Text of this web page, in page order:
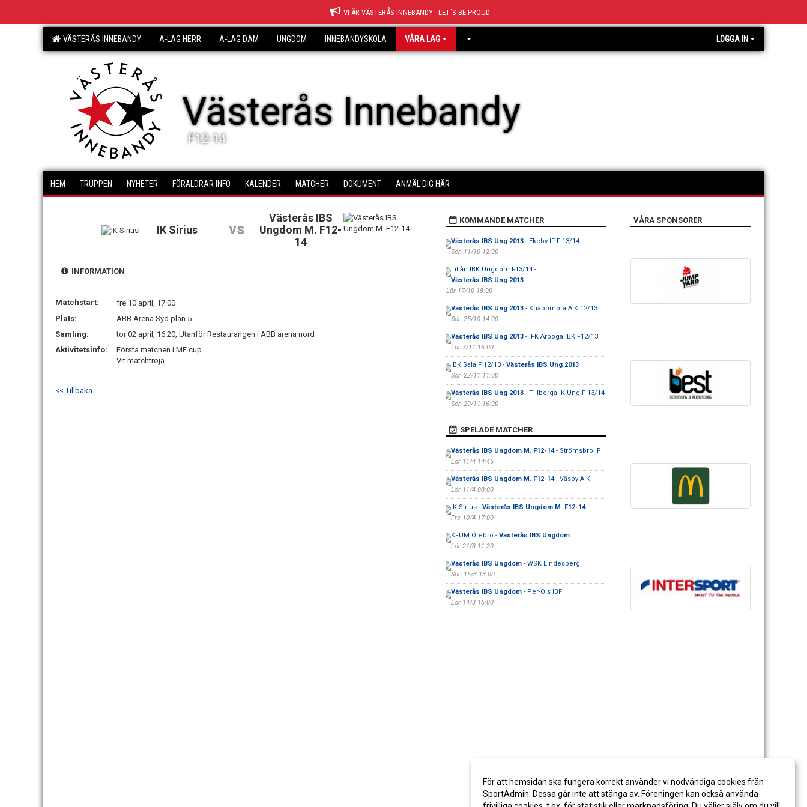
VI ÄR VÄSTERÅS INNEBANDY - LET´S BE PROUD
VÄSTERÅS INNEBANDY A-LAG HERR A-LAG DAM UNGDOM INNEBANDYSKOLA VÅRA LAG LOGGA IN
Västerås Innebandy
F12-14
HEM TRUPPEN NYHETER FÖRÄLDRAR INFO KALENDER MATCHER DOKUMENT ANMÄL DIG HÄR
IK Sirius vs
Västerås IBS
Ungdom M. F12-
14
INFORMATION
Matchstart:
fre 10 april, 17:00
Plats:
ABB Arena Syd plan 5
Samling:
tor 02 april, 16:20, Utanför Restaurangen i ABB arena nord
Aktivitetsinfo:
Första matchen i ME cup.
Vit matchtröja.
<< Tillbaka
KOMMANDE MATCHER
Västerås IBS Ung 2013- Ekeby IF F-13/14
Sön 11/10 12:00
Lillån IBK Ungdom F13/14 -
Västerås IBS Ung 2013
Lör 17/10 18:00
Västerås IBS Ung 2013- Knäppmora AIK 12/13
Sön 25/10 14:00
Västerås IBS Ung 2013- IFK Arboga IBK F12/13
Lör 7/11 16:00
IBK Sala F 12/13 - Västerås IBS Ung 2013
Sön 22/11 11:00
Västerås IBS Ung 2013- Tillberga IK Ung F 13/14
Sön 29/11 16:00
SPELADE MATCHER
Västerås IBS Ungdom M. F12-14- Strömsbro IF
Lör 11/4 14:45
Västerås IBS Ungdom M. F12-14- Väsby AIK
Lör 11/4 08:00
IK Sirius - Västerås IBS Ungdom M. F12-14
Fre 10/4 17:00
KFUM Örebro - Västerås IBS Ungdom
Lör 21/3 11:30
Västerås IBS Ungdom- WSK Lindesberg
Sön 15/3 13:00
Västerås IBS Ungdom- Per-Ols IBF
Lör 14/3 16:00
VÅRA SPONSORER
För att hemsidan ska fungera korrekt använder vi nödvändiga cookies från
SportAdmin. Dessa går inte att stänga av. Föreningen kan också använda